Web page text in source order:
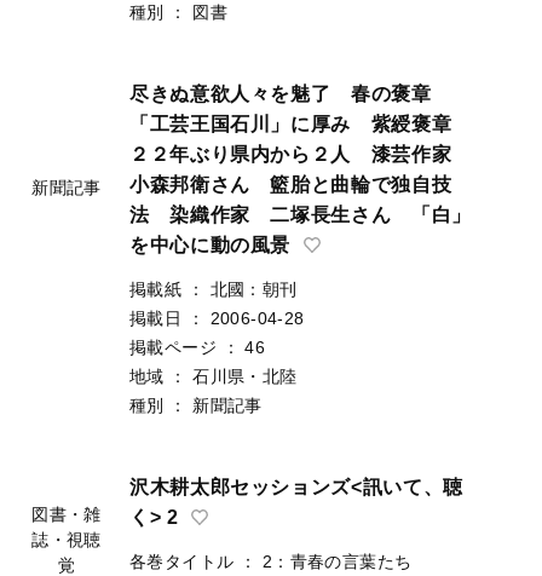
種別
： 図書
新聞記事
尽きぬ意欲人々を魅了 春の褒章
「工芸王国石川」に厚み 紫綬褒章
２２年ぶり県内から２人 漆芸作家
小森邦衛さん 籃胎と曲輪で独自技
法 染織作家 二塚長生さん 「白」
を中心に動の風景
掲載紙 ：
北國：朝刊
掲載日
：
2006-04-28
掲載ページ
：
46
地域
：
石川県・北陸
種別
： 新聞記事
図書・雑
誌・視聴
覚
沢木耕太郎セッションズ<訊いて、聴
く> 2
各巻タイトル ：
2：青春の言葉たち